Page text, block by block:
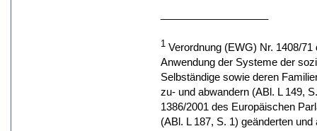
1 Verordnung (EWG) Nr. 1408/
Anwendung der Systeme der
Selbständige sowie deren
zu- und abwandern (ABl. L 149,
1386/2001 des Europäischen
(ABl. L 187, S. 1) geänderten